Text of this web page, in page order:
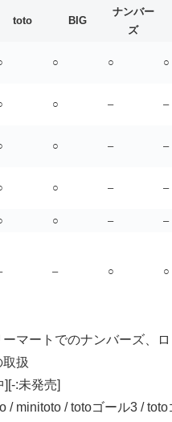
toto BIG
ナンバー
ズ
○ ○ ○
○ – –
○ – –
○ – –
○ – –
– ○ ○
マートでのナンバーズ、
扱
:未発売]
/ minitoto / totoゴール3 /